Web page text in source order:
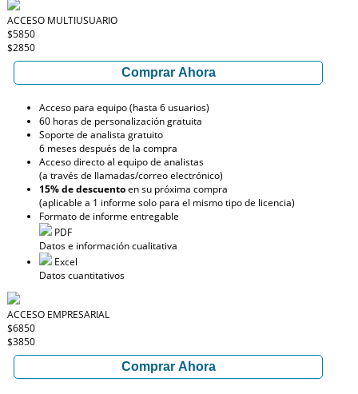
ACCESO MULTIUSUARIO
$5850
$2850
Comprar Ahora
Acceso para equipo (hasta 6 usuarios)
60 horas de personalización gratuita
Soporte de analista gratuito
6 meses después de la compra
Acceso directo al equipo de analistas
(a través de llamadas/correo electrónico)
15% de descuentoen su próxima compra
(aplicable a 1 informe solo para el mismo tipo de licencia)
Formato de informe entregable
PDF
Datos e información cualitativa
Excel
Datos cuantitativos
ACCESO EMPRESARIAL
$6850
$3850
Comprar Ahora